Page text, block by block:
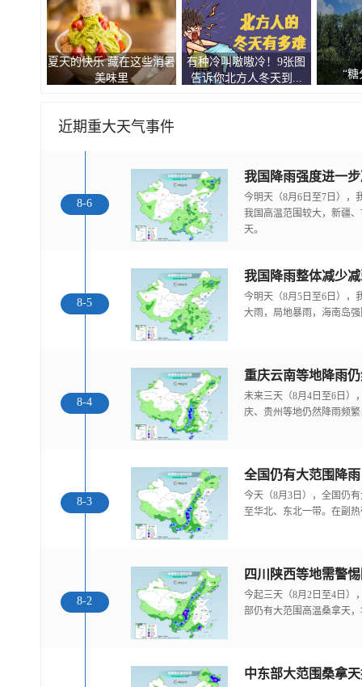
夏天的快乐 藏在这些消暑
美味里
有种冷叫嗷嗷冷！9张图
告诉你北方人冬天到...
“
近期重大天气事件
8-6
今明天（8月6日至7日），
我国高温范围较大，新疆
天。
8-5
我国降雨整体减少
今明天（8月5日至6日），
大雨，局地暴雨，海南岛
8-4
重庆云南等地降雨
未来三天（8月4日至6日）
庆、贵州等地仍然降雨频
8-3
全国仍有大范围降
今天（8月3日），全国仍
至华北、东北一带。在副
8-2
今起三天（8月2日至4日）
部仍有大范围高温桑拿天
中东部大范围桑拿